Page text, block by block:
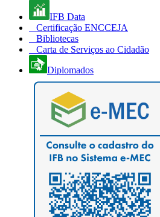
IFB Data
Certificação ENCCEJA
Bibliotecas
Carta de Serviços ao Cidadão
Diplomados